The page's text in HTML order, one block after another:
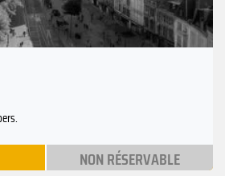
NON RÉSERVABLE